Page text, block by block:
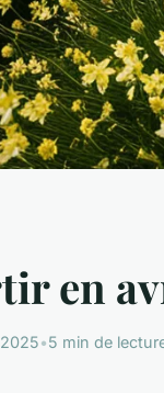
en
•5 min de